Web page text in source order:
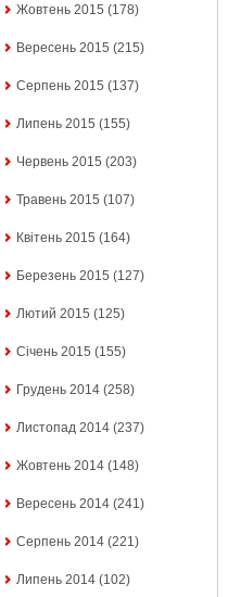
Жовтень 2015 (178)
Вересень 2015 (215)
Серпень 2015 (137)
Липень 2015 (155)
Червень 2015 (203)
Травень 2015 (107)
Квітень 2015 (164)
Березень 2015 (127)
Лютий 2015 (125)
Січень 2015 (155)
Грудень 2014 (258)
Листопад 2014 (237)
Жовтень 2014 (148)
Вересень 2014 (241)
Серпень 2014 (221)
Липень 2014 (102)